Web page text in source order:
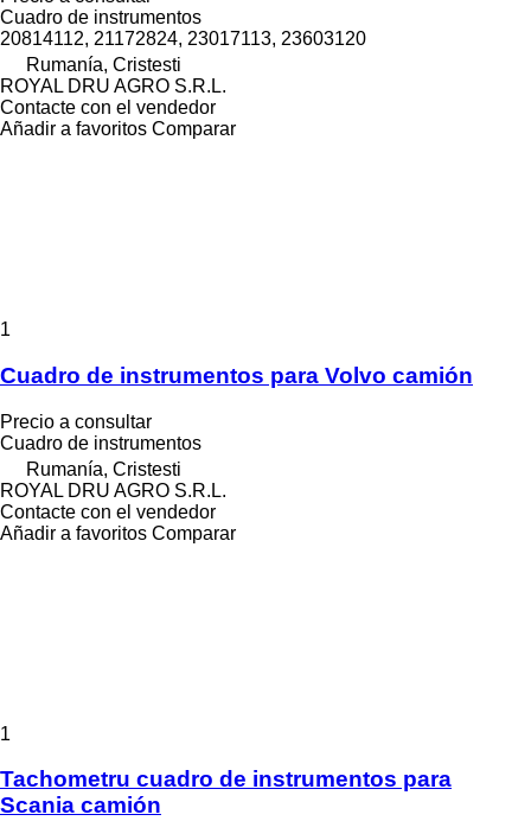
Cuadro de instrumentos
20814112, 21172824, 23017113, 23603120
Rumanía, Cristesti
ROYAL DRU AGRO S.R.L.
Contacte con el vendedor
Añadir a favoritos Comparar
1
Cuadro de instrumentos para Volvo camión
Precio a consultar
Cuadro de instrumentos
Rumanía, Cristesti
ROYAL DRU AGRO S.R.L.
Contacte con el vendedor
Añadir a favoritos Comparar
1
Tachometru cuadro de instrumentos para
Scania camión